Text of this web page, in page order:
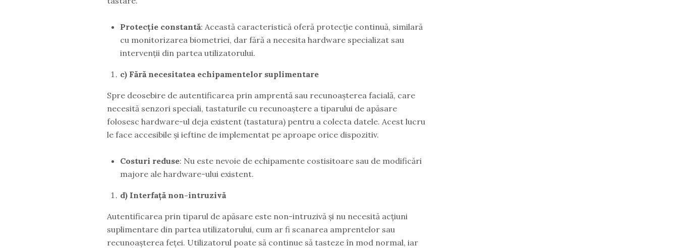
Protecție constantă: Această caracteristică oferă protecție continuă, similară
cu monitorizarea biometriei, dar fără a necesita hardware specializat sau
intervenții din partea utilizatorului.
c) Fără necesitatea echipamentelor suplimentare
Spre deosebire de autentificarea prin amprentă sau recunoașterea facială, care
necesită senzori speciali, tastaturile cu recunoaștere a tiparului de apăsare
folosesc hardware-ul deja existent (tastatura) pentru a colecta datele. Acest lucru
le face accesibile și ieftine de implementat pe aproape orice dispozitiv.
Costuri reduse: Nu este nevoie de echipamente costisitoare sau de modificări
majore ale hardware-ului existent.
d) Interfață non-intruzivă
Autentificarea prin tiparul de apăsare este non-intruzivă și nu necesită acțiuni
suplimentare din partea utilizatorului, cum ar fi scanarea amprentelor sau
recunoașterea feței. Utilizatorul poate să continue să tasteze în mod normal, iar